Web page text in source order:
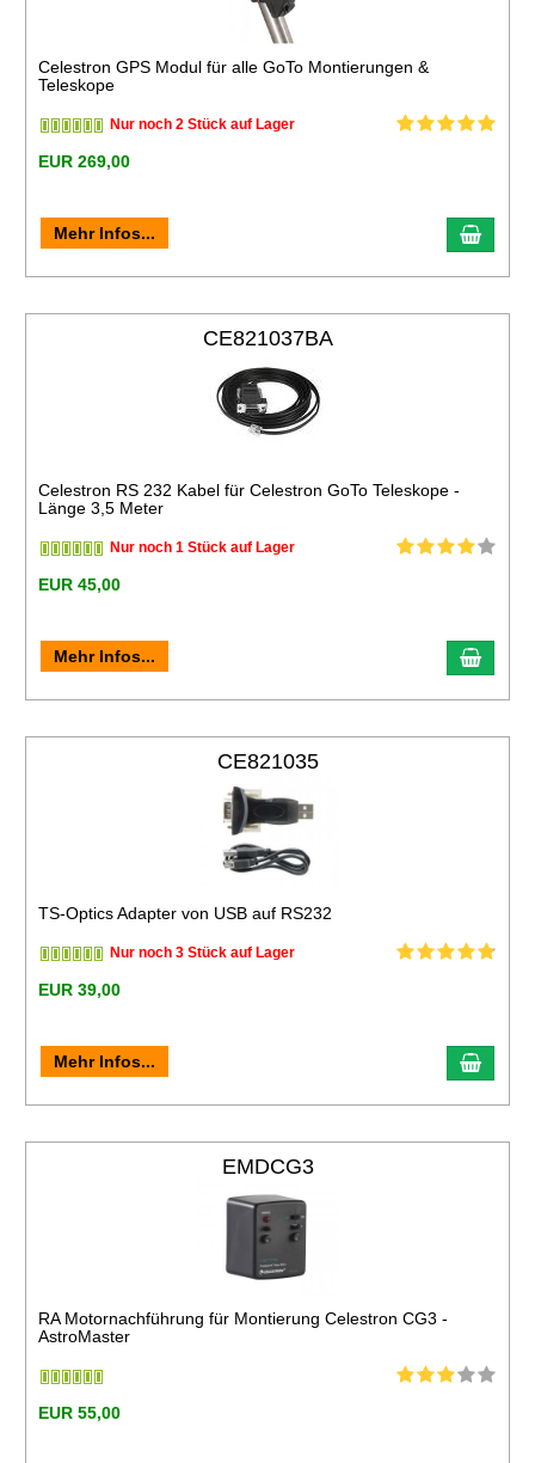
Celestron GPS Modul für alle GoTo Montierungen &
Teleskope
Nur noch 2 Stück auf Lager
EUR 269,00
Mehr Infos...
CE821037BA
Celestron RS 232 Kabel für Celestron GoTo Teleskope -
Länge 3,5 Meter
Nur noch 1 Stück auf Lager
EUR 45,00
Mehr Infos...
CE821035
TS-Optics Adapter von USB auf RS232
Nur noch 3 Stück auf Lager
EUR 39,00
Mehr Infos...
EMDCG3
RA Motornachführung für Montierung Celestron CG3 -
AstroMaster
EUR 55,00